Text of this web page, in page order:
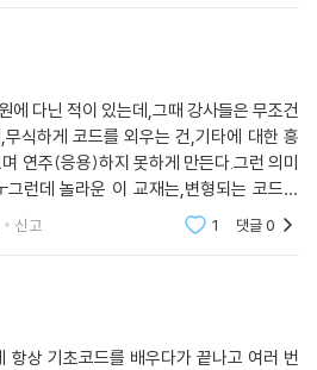
에 다닌 적이 있는데,그때 강사들은 무조건
식하게 코드를 외우는 건,기타에 대한 흥
연주(응용)하지 못하게 만든다.그런 의미
런데 놀라운 이 교재는,변형되는 코드에
다.5년 만에 기타를 다시 들었다ㅎ기타 입
신고 1 댓글0
항상 기초코드를 배우다가 끝나고 여러 번